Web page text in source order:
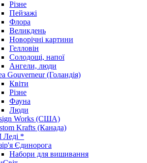
Різне
Пейзажі
Флора
Великдень
Новорічні картини
Гелловін
Солодощі, напої
Ангели, люди
Gouverneur (Голандія)
Квіти
Різне
Фауна
Люди
Works (США)
Krafts (Канада)
*
Єдинорога
Набори для вишивання